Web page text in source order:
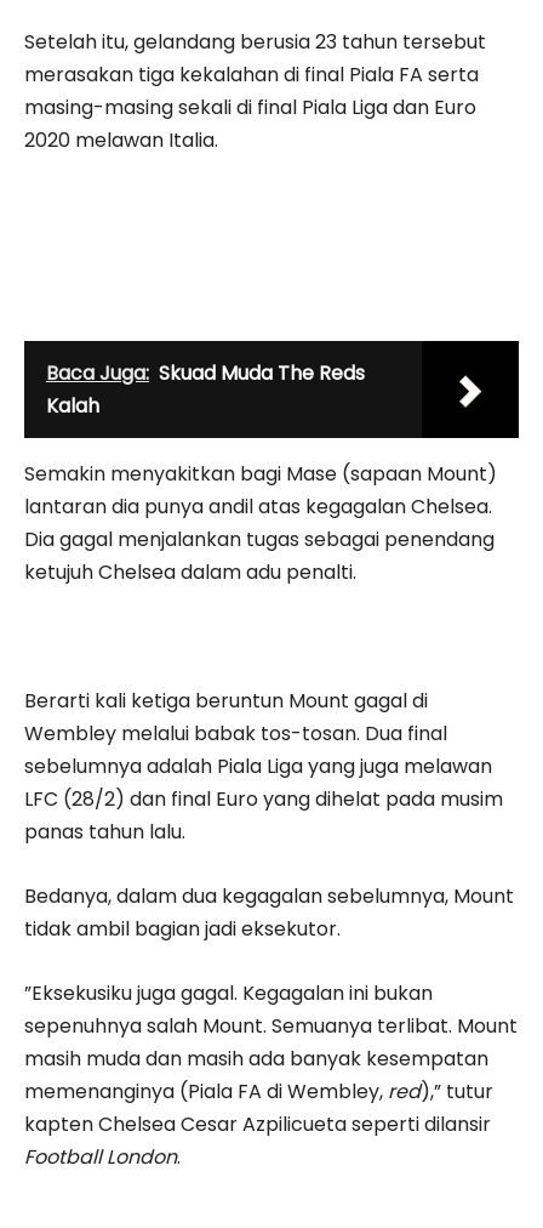
Setelah itu, gelandang berusia 23 tahun tersebut
merasakan tiga kekalahan di final Piala FA serta
masing-masing sekali di final Piala Liga dan Euro
2020 melawan Italia.
Baca Juga: Skuad Muda The Reds
Kalah
Semakin menyakitkan bagi Mase (sapaan Mount)
lantaran dia punya andil atas kegagalan Chelsea.
Dia gagal menjalankan tugas sebagai penendang
ketujuh Chelsea dalam adu penalti.
Berarti kali ketiga beruntun Mount gagal di
Wembley melalui babak tos-tosan. Dua final
sebelumnya adalah Piala Liga yang juga melawan
LFC (28/2) dan final Euro yang dihelat pada musim
panas tahun lalu.
Bedanya, dalam dua kegagalan sebelumnya, Mount
tidak ambil bagian jadi eksekutor.
”Eksekusiku juga gagal. Kegagalan ini bukan
sepenuhnya salah Mount. Semuanya terlibat. Mount
masih muda dan masih ada banyak kesempatan
memenanginya (Piala FA di Wembley, red),” tutur
kapten Chelsea Cesar Azpilicueta seperti dilansir
Football London.